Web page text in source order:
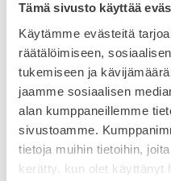
Tämä sivusto käyttää
Käytämme evästeitä
räätälöimiseen,
tukemiseen ja
jaamme sosiaalisen
alan kumppaneillemme
sivustoamme.
tietoja muihin tietoihin,
kerätty, kun olet käyttänyt
Tag
45x45
TYYPPI
LISÄKOODI